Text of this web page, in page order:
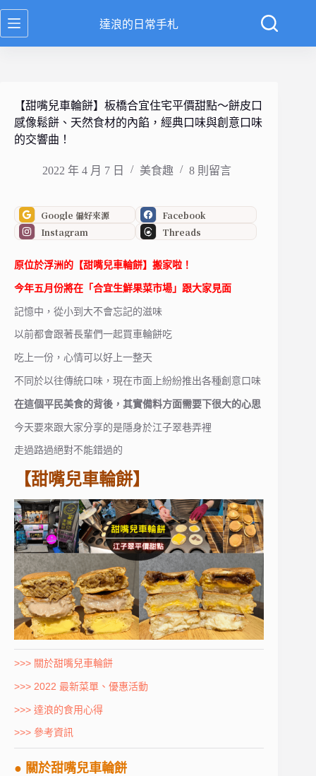
跳
至
達浪的日常手札
【甜嘴兒車輪餅】板橋合宜住宅平價甜點～餅皮口
感像鬆餅、天然食材的內餡，經典口味與創意口味
的交響曲！
2022 年 4 月 7 日 美食趣 8 則留言
Google 偏好來源
Facebook
Instagram
Threads
原位於浮洲的【甜嘴兒車輪餅】搬家啦！
今年五月份將在「合宜生鮮果菜市場」跟大家見面
記憶中，從小到大不會忘記的滋味
以前都會跟著長輩們一起買車輪餅吃
吃上一份，心情可以好上一整天
不同於以往傳統口味，現在市面上紛紛推出各種創意口味
在這個平民美食的背後，其實備料方面需要下很大的心思
今天要來跟大家分享的是隱身於江子翠巷弄裡
走過路過絕對不能錯過的
【甜嘴兒車輪餅】
>>> 關於甜嘴兒車輪餅
>>> 2022 最新菜單、優惠活動
>>> 達浪的食用心得
>>> 參考資訊
● 關於甜嘴兒車輪餅